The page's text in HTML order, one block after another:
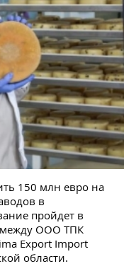
150 млн евро на
в
пройдет в
между ООО ТПК
Export Import
области.